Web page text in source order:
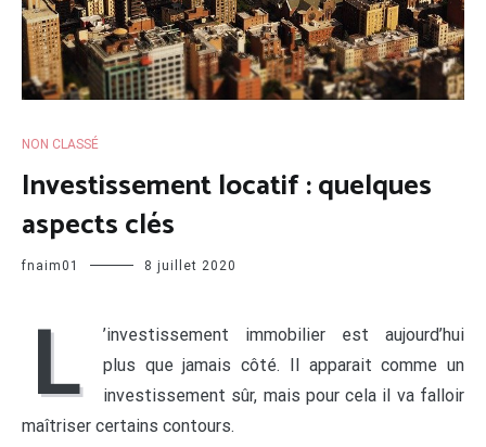
NON CLASSÉ
Investissement locatif : quelques
aspects clés
fnaim01 8 juillet 2020
L
’investissement immobilier est aujourd’hui
plus que jamais côté. Il apparait comme un
investissement sûr, mais pour cela il va falloir
maîtriser certains contours.